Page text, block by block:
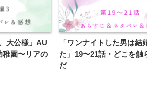
大公様」AU
稚園〜リアの
「ワンナイトした男は結
た」19〜21話・どこを触
だ